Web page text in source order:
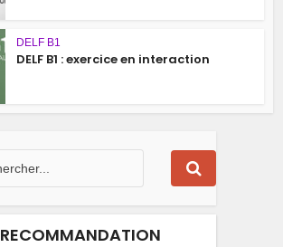
DELF B1
DELF B1 : exercice en interaction
RECOMMANDATION